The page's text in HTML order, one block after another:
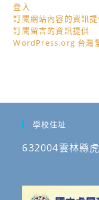
登入
訂閱網站內容的資訊提
訂閱留言的資訊提供
WordPress.org 台灣
學校住址
632004雲林縣